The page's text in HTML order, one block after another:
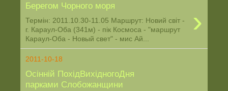
Берегом Чорного моря ›
Термін: 2011.10.30-11.05 Маршрут: Новий світ -
г. Караул-Оба (341м) - пік Космоса - "маршрут
Караул-Оба - Новый свет" - мис Ай...
2011-10-18
Осінній ПохідВихідногоДня
парками Слобожанщини